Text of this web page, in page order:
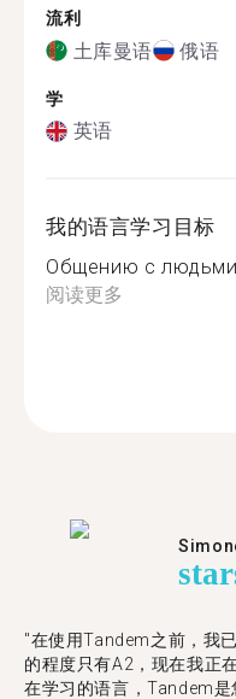
流利
土库曼语 俄语
学
英语
我的语言学习目标
Общению с людьми
阅读更多
star
"在使用Tandem之前，我
的程度只有A2，现在我正
在学习的语言，Tandem